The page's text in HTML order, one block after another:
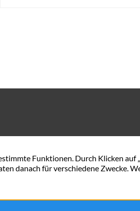
service@maxximmobilien.de